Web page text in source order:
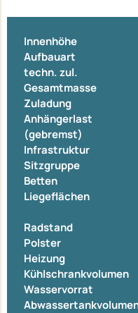
Innenhöhe
Aufbauart
techn. zul.
Gesamtmasse
Zuladung
Anhängerlast
(gebremst)
Infrastruktur
Sitzgruppe
Betten
Liegeflächen
Radstand
Polster
Heizung
Kühlschrankvolumen
Wasservorrat